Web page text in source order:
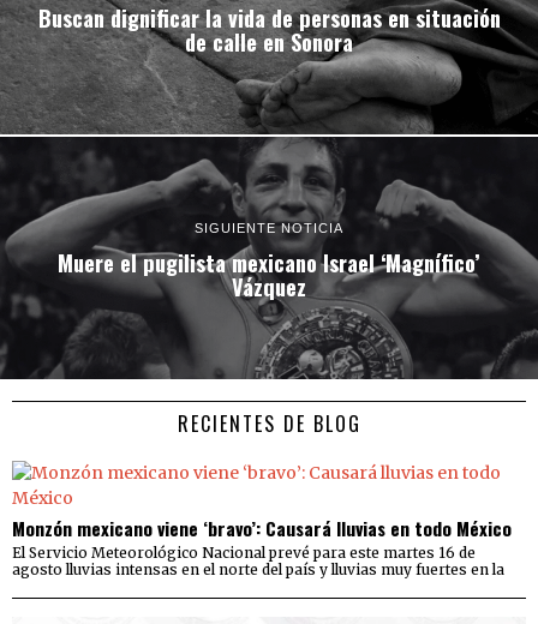
Buscan dignificar la vida de personas en situación
de calle en Sonora
SIGUIENTE NOTICIA
Muere el pugilista mexicano Israel ‘Magnífico’
Vázquez
RECIENTES DE BLOG
Monzón mexicano viene ‘bravo’: Causará lluvias en todo México
El Servicio Meteorológico Nacional prevé para este martes 16 de
agosto lluvias intensas en el norte del país y lluvias muy fuertes en la